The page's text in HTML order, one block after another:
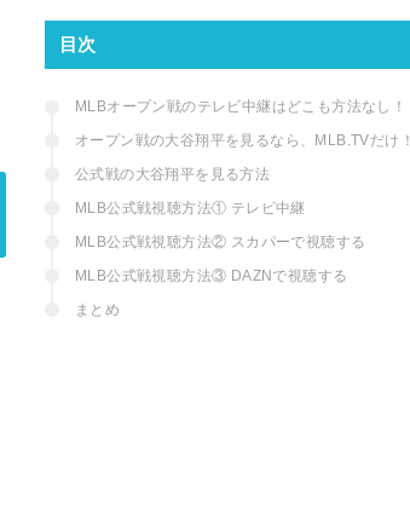
目次
MLBオープン戦のテレビ中継はどこも方法なし！
オープン戦の大谷翔平を見るなら、MLB.TVだけ！
公式戦の大谷翔平を見る方法
MLB公式戦視聴方法① テレビ中継
MLB公式戦視聴方法② スカパーで視聴する
MLB公式戦視聴方法③ DAZNで視聴する
まとめ